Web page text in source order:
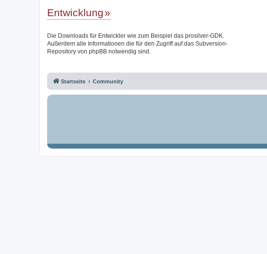
Entwicklung
Die Downloads für Entwickler wie zum Beispiel das prosilver-GDK.
Außerdem alle Informationen die für den Zugriff auf das Subversion-
Repository von phpBB notwendig sind.
Startseite Community